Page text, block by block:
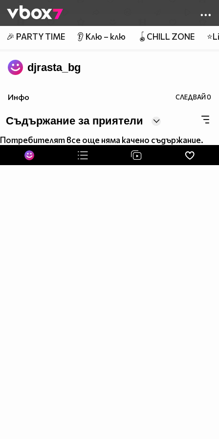
👾
🎉 PARTY TIME 👂 Клю – клю 🪀CHILL ZONE
djrasta_bg
Инфо СЛЕДВАЙ0
Съдържание за приятели
Потребителят все още няма качено съдържание.